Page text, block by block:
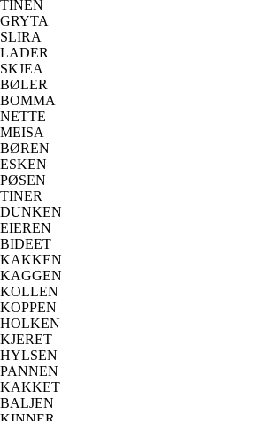
TINEN
GRYTA
SLIRA
LADER
SKJEA
BØLER
BOMMA
NETTE
MEISA
BØREN
ESKEN
PØSEN
TINER
DUNKEN
EIEREN
BIDEET
KAKKEN
KAGGEN
KOLLEN
KOPPEN
HOLKEN
KJERET
HYLSEN
PANNEN
KAKKET
BALJEN